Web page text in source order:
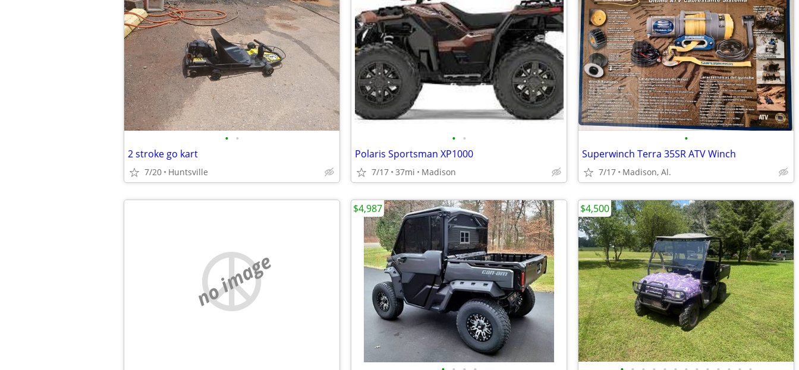
• •
2 stroke go kart
7/20 Huntsville
• •
Polaris Sportsman XP1000
7/17 37mi Madison
•
Superwinch Terra 35SR ATV Winch
7/17 Madison, Al.
no image
$4,987 $4,500